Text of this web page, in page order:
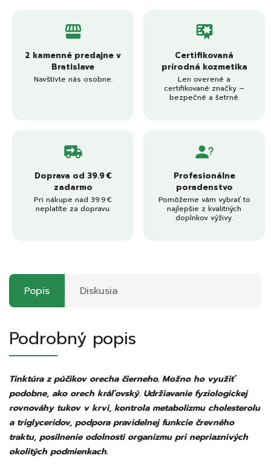
2 kamenné predajne v
Bratislave
Navštívte nás osobne.
Certifikovaná
prírodná kozmetika
Len overené a
certifikované značky –
bezpečné a šetrné.
Doprava od 39.9 €
zadarmo
Pri nákupe nad 39.9 €
neplatíte za dopravu.
Profesionálne
poradenstvo
Pomôžeme vám vybrať to
najlepšie z kvalitných
doplnkov výživy.
Popis Diskusia
Podrobný popis
Tinktúra z púčikov orecha čierneho. Možno ho využiť
podobne, ako orech kráľovský. Udržiavanie fyziologickej
rovnováhy tukov v krvi, kontrola metabolizmu cholesterolu
a triglyceridov, podpora pravidelnej funkcie črevného
traktu, posilnenie odolnosti organizmu pri nepriaznivých
okolitých podmienkach.